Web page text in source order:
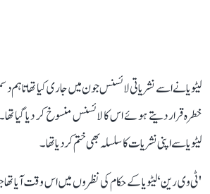
لیٹویا نے اسے نشریاتی لائسنس جون میں جاری کیا تھا تاہم
خطرہ قرار دیتے ہوئے اس کا لائسنس منسوخ کر دیا گیا
لیٹویا سے اپنی نشریات کا سلسلہ بھی ختم کر دیا تھا۔
'ٹی وی رین‘ لیٹویا کے حکام کی نظروں میں اس وقت آیا